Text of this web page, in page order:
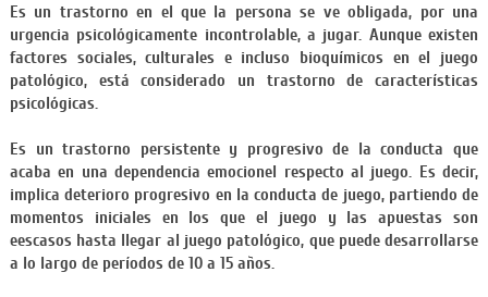
Es un trastorno en el que la persona se ve obligada, por una
urgencia psicológicamente incontrolable, a jugar. Aunque existen
factores sociales, culturales e incluso bioquímicos en el juego
patológico, está considerado un trastorno de características
psicológicas.
Es un trastorno persistente y progresivo de la conducta que
acaba en una dependencia emocionel respecto al juego. Es decir,
implica deterioro progresivo en la conducta de juego, partiendo de
momentos iniciales en los que el juego y las apuestas son
eescasos hasta llegar al juego patológico, que puede desarrollarse
a lo largo de períodos de 10 a 15 años.